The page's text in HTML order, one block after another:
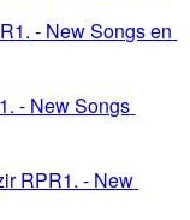
- New Songs en
- New Songs
RPR1. - New